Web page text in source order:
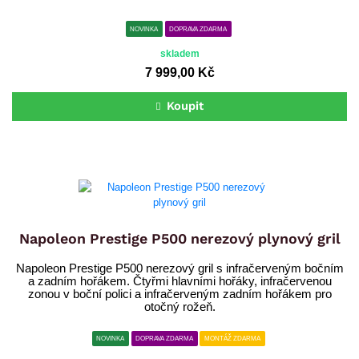
NOVINKA DOPRAVA ZDARMA
skladem
7 999,00 Kč
Koupit
Napoleon Prestige P500 nerezový plynový gril
Napoleon Prestige P500 nerezový gril s infračerveným bočním
a zadním hořákem. Čtyřmi hlavními hořáky, infračervenou
zonou v boční polici a infračerveným zadním hořákem pro
otočný rožeň.
NOVINKA DOPRAVA ZDARMA MONTÁŽ ZDARMA